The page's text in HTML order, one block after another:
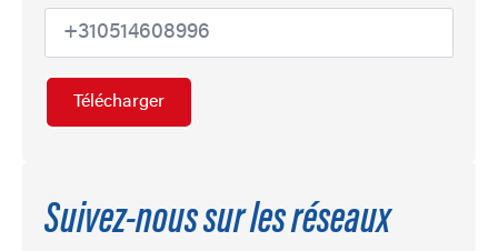
Télécharger
Suivez-nous sur les réseaux